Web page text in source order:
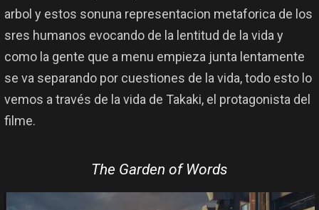
arbol y estos sonuna representacion metaforica de los
sres humanos evocando de la lentitud de la vida y
como la gente que a menu empieza junta lentamente
se va separando por cuestiones de la vida, todo esto lo
vemos a través de la vida de Takaki, el protagonista del
filme.
The Garden of Words